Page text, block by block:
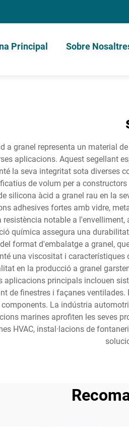
Principal Sobre
a granel representa un material
aplicacions. Aquest segellant
la seva integritat sota diverses
de volum per a
silicona àcid a granel rau en la
adhesives fortes amb vidre,
resistència notable a
química assegura una
format d'embalatge a granel,
una viscositat i
en la producció a granel
aplicacions principals inclouen
de finestres i façanes
La indústria
marines aprofiten les seves
HVAC, instal·lacions de